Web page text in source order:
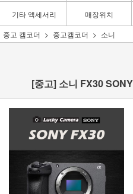
기타 액세서리 매장위치
중고 캠코더
중고캠코더 소니
[중고] 소니 FX30